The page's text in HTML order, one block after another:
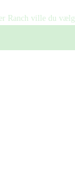
Ranch ville du vælg